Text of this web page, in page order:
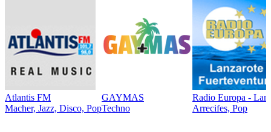
Atlantis FM
Macher, Jazz, Disco, Pop
GAYMAS
Techno
Radio Europa -
Arrecifes, Pop